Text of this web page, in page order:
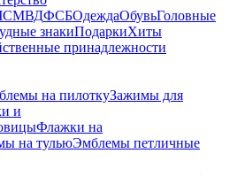
МВДФСБОдеждаОбувьГоловные
знакиПодаркиХиты
принадлежности
на пилоткуЗажимы для
и
Флажки на
на тульюЭмблемы петличные